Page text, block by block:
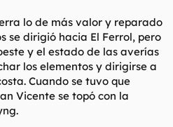
lo de más valor y reparado
se dirigió hacia El Ferrol, pero
y el estado de las averías
los elementos y dirigirse a
Cuando se tuvo que
Vicente se topó con la